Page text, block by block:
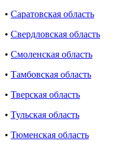
• Саратовская область
• Свердловская область
• Смоленская область
• Тамбовская область
• Тверская область
• Тульская область
• Тюменская область